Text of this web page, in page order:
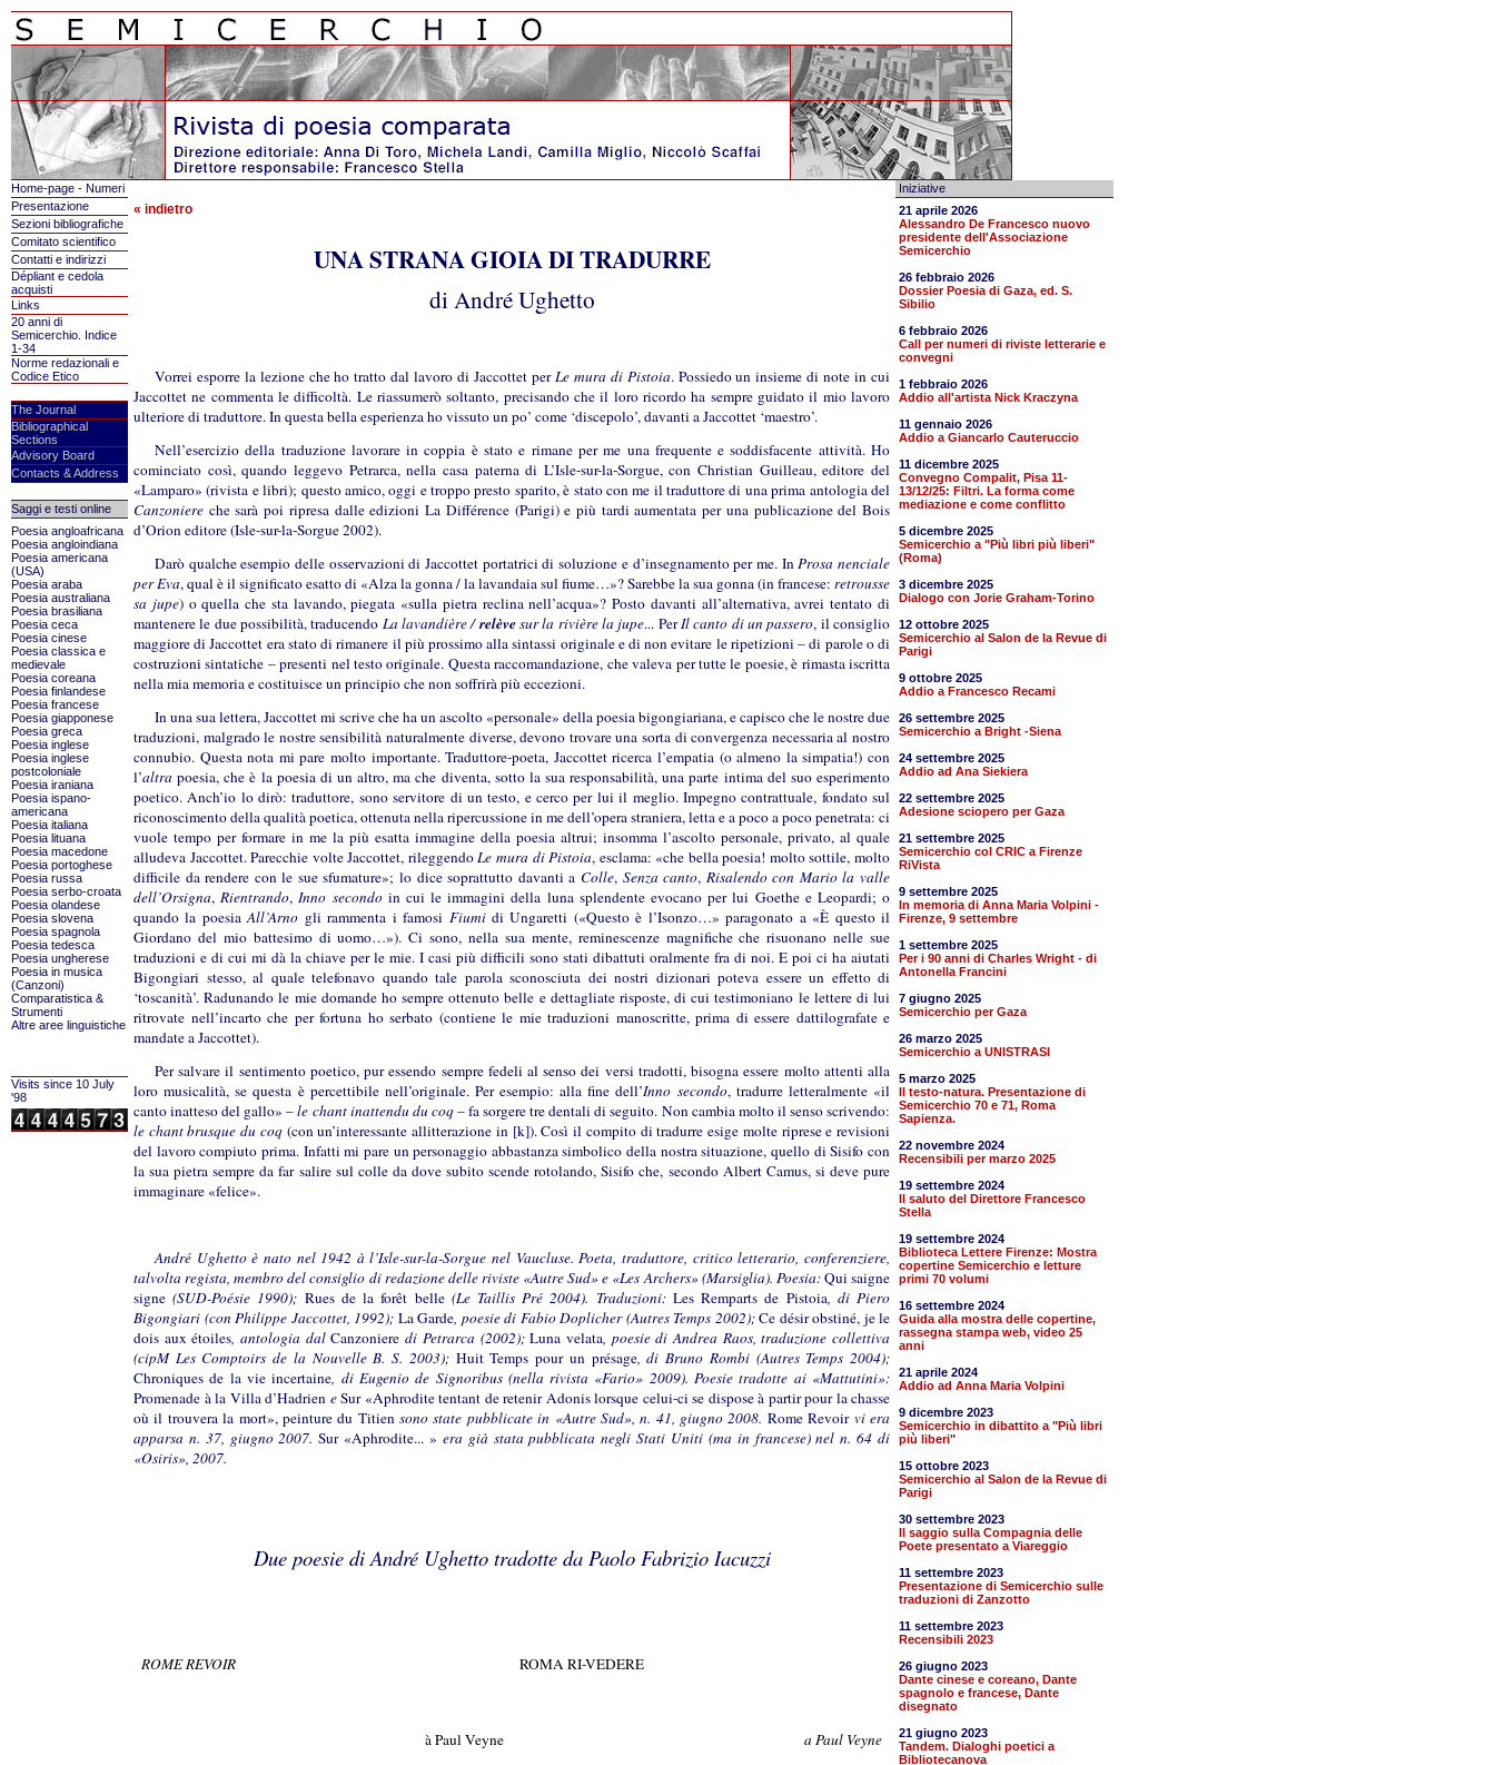
Home-page - Numeri
Presentazione
Sezioni bibliografiche
Comitato scientifico
Contatti e indirizzi
Dépliant e cedola
acquisti
Links
20 anni di
Semicerchio. Indice
1-34
Norme redazionali e
Codice Etico
The Journal
Bibliographical
Sections
Advisory Board
Contacts & Address
Saggi e testi online
Poesia angloafricana
Poesia angloindiana
Poesia americana
(USA)
Poesia araba
Poesia australiana
Poesia brasiliana
Poesia ceca
Poesia cinese
Poesia classica e
medievale
Poesia coreana
Poesia finlandese
Poesia francese
Poesia giapponese
Poesia greca
Poesia inglese
Poesia inglese
postcoloniale
Poesia iraniana
Poesia ispano-
americana
Poesia italiana
Poesia lituana
Poesia macedone
Poesia portoghese
Poesia russa
Poesia serbo-croata
Poesia olandese
Poesia slovena
Poesia spagnola
Poesia tedesca
Poesia ungherese
Poesia in musica
(Canzoni)
Comparatistica &
Strumenti
Altre aree linguistiche
Visits since 10 July
'98
« indietro
UNA STRANA GIOIA DI TRADURRE
di André Ughetto
Vorrei esporre la lezione che ho tratto dal lavoro di Jaccottet perLe mura di Pistoia. Possiedo un insieme di note in cui
Jaccottet ne commenta le difficoltà. Le riassumerò soltanto, precisando che il loro ricordo ha sempre guidato il mio lavoro
ulteriore di traduttore. In questa bella esperienza ho vissuto un po’ come ‘discepolo’, davanti a Jaccottet ‘maestro’.
Nell’esercizio della traduzione lavorare in coppia è stato e rimane per me una frequente e soddisfacente attività. Ho
cominciato così, quando leggevo Petrarca, nella casa paterna di L’Isle-sur-la-Sorgue, con Christian Guilleau, editore del
«Lamparo» (rivista e libri); questo amico, oggi e troppo presto sparito, è stato con me il traduttore di una prima antologia del
Canzoniere che sarà poi ripresa dalle edizioni La Différence (Parigi) e più tardi aumentata per una publicazione del Bois
d’Orion editore (Isle-sur-la-Sorgue 2002).
Darò qualche esempio delle osservazioni di Jaccottet portatrici di soluzione e d’insegnamento per me. InProsa nenciale
per Eva, qual è il significato esatto di «Alza la gonna / la lavandaia sul fiume…»? Sarebbe la sua gonna (in francese: retrousse
sa jupe) o quella che sta lavando, piegata «sulla pietra reclina nell’acqua»? Posto davanti all’alternativa, avrei tentato di
mantenere le due possibilità, traducendo La lavandière /relèvesur la rivière la jupe... PerIl canto di un passero, il consiglio
maggiore di Jaccottet era stato di rimanere il più prossimo alla sintassi originale e di non evitare le ripetizioni – di parole o di
costruzioni sintatiche – presenti nel testo originale. Questa raccomandazione, che valeva per tutte le poesie, è rimasta iscritta
nella mia memoria e costituisce un principio che non soffrirà più eccezioni.
In una sua lettera, Jaccottet mi scrive che ha un ascolto «personale» della poesia bigongiariana, e capisco che le nostre due
traduzioni, malgrado le nostre sensibilità naturalmente diverse, devono trovare una sorta di convergenza necessaria al nostro
connubio. Questa nota mi pare molto importante. Traduttore-poeta, Jaccottet ricerca l’empatia (o almeno la simpatia!) con
l’altra poesia, che è la poesia di un altro, ma che diventa, sotto la sua responsabilità, una parte intima del suo esperimento
poetico. Anch’io lo dirò: traduttore, sono servitore di un testo, e cerco per lui il meglio. Impegno contrattuale, fondato sul
riconoscimento della qualità poetica, ottenuta nella ripercussione in me dell’opera straniera, letta e a poco a poco penetrata: ci
vuole tempo per formare in me la più esatta immagine della poesia altrui; insomma l’ascolto personale, privato, al quale
alludeva Jaccottet. Parecchie volte Jaccottet, rileggendoLe mura di Pistoia, esclama: «che bella poesia! molto sottile, molto
difficile da rendere con le sue sfumature»; lo dice soprattutto davanti a Colle, Senza canto, Risalendo con Mario la valle
dell’Orsigna,Rientrando,Inno secondoin cui le immagini della luna splendente evocano per lui Goethe e Leopardi; o
quando la poesiaAll’Arno gli rammenta i famosi Fiumidi Ungaretti («Questo è l’Isonzo…» paragonato a «È questo il
Giordano del mio battesimo di uomo…»). Ci sono, nella sua mente, reminescenze magnifiche che risuonano nelle sue
traduzioni e di cui mi dà la chiave per le mie. I casi più difficili sono stati dibattuti oralmente fra di noi. E poi ci ha aiutati
Bigongiari stesso, al quale telefonavo quando tale parola sconosciuta dei nostri dizionari poteva essere un effetto di
‘toscanità’. Radunando le mie domande ho sempre ottenuto belle e dettagliate risposte, di cui testimoniano le lettere di lui
ritrovate nell’incarto che per fortuna ho serbato (contiene le mie traduzioni manoscritte, prima di essere dattilografate e
mandate a Jaccottet).
Per salvare il sentimento poetico, pur essendo sempre fedeli al senso dei versi tradotti, bisogna essere molto attenti alla
loro musicalità, se questa è percettibile nell’originale. Per esempio: alla fine dell’Inno secondo, tradurre letteralmente «il
canto inatteso del gallo» –le chant inattendu du coq– fa sorgere tre dentali di seguito. Non cambia molto il senso scrivendo:
le chant brusque du coq(con un’interessante allitterazione in [k]). Così il compito di tradurre esige molte riprese e revisioni
del lavoro compiuto prima. Infatti mi pare un personaggio abbastanza simbolico della nostra situazione, quello di Sisifo con
la sua pietra sempre da far salire sul colle da dove subito scende rotolando, Sisifo che, secondo Albert Camus, si deve pure
immaginare «felice».
André Ughetto è nato nel 1942 à l’Isle-sur-la-Sorgue nel Vaucluse. Poeta, traduttore, critico letterario, conferenziere,
talvolta regista, membro del consiglio di redazione delle riviste «Autre Sud» e «Les Archers» (Marsiglia). Poesia:Qui saigne
signe (SUD-Poésie 1990); Rues de la forêt belle(Le Taillis Pré 2004). Traduzioni: Les Remparts de Pistoia, di Piero
Bigongiari (con Philippe Jaccottet, 1992); La Garde, poesie di Fabio Doplicher (Autres Temps 2002);Ce désir obstiné, je le
dois aux étoiles, antologia dalCanzoniere di Petrarca (2002);Luna velata, poesie di Andrea Raos, traduzione collettiva
(cipM Les Comptoirs de la Nouvelle B. S. 2003); Huit Temps pour un présage, di Bruno Rombi (Autres Temps 2004);
Chroniques de la vie incertaine, di Eugenio de Signoribus (nella rivista «Fario» 2009). Poesie tradotte ai «Mattutini»:
Promenade à la Villa d’Hadrien eSur «Aphrodite tentant de retenir Adonis lorsque celui-ci se dispose à partir pour la chasse
où il trouvera la mort», peinture du Titiensono state pubblicate in «Autre Sud», n. 41, giugno 2008. Rome Revoirvi era
apparsa n. 37, giugno 2007.Sur «Aphrodite... » era già stata pubblicata negli Stati Uniti (ma in francese) nel n. 64 di
«Osiris», 2007.
Due poesie di André Ughetto tradotte da Paolo Fabrizio Iacuzzi
ROME REVOIR
à Paul Veyne
ROMA RI-VEDERE
a Paul Veyne
Iniziative
21 aprile 2026
Alessandro De Francesco nuovo
presidente dell'Associazione
Semicerchio
26 febbraio 2026
Dossier Poesia di Gaza, ed. S.
Sibilio
6 febbraio 2026
Call per numeri di riviste letterarie e
convegni
1 febbraio 2026
Addio all'artista Nick Kraczyna
11 gennaio 2026
Addio a Giancarlo Cauteruccio
11 dicembre 2025
Convegno Compalit, Pisa 11-
13/12/25: Filtri. La forma come
mediazione e come conflitto
5 dicembre 2025
Semicerchio a "Più libri più liberi"
(Roma)
3 dicembre 2025
Dialogo con Jorie Graham-Torino
12 ottobre 2025
Semicerchio al Salon de la Revue di
Parigi
9 ottobre 2025
Addio a Francesco Recami
26 settembre 2025
Semicerchio a Bright -Siena
24 settembre 2025
Addio ad Ana Siekiera
22 settembre 2025
Adesione sciopero per Gaza
21 settembre 2025
Semicerchio col CRIC a Firenze
RiVista
9 settembre 2025
In memoria di Anna Maria Volpini -
Firenze, 9 settembre
1 settembre 2025
Per i 90 anni di Charles Wright - di
Antonella Francini
7 giugno 2025
Semicerchio per Gaza
26 marzo 2025
Semicerchio a UNISTRASI
5 marzo 2025
Il testo-natura. Presentazione di
Semicerchio 70 e 71, Roma
Sapienza.
22 novembre 2024
Recensibili per marzo 2025
19 settembre 2024
Il saluto del Direttore Francesco
Stella
19 settembre 2024
Biblioteca Lettere Firenze: Mostra
copertine Semicerchio e letture
primi 70 volumi
16 settembre 2024
Guida alla mostra delle copertine,
rassegna stampa web, video 25
anni
21 aprile 2024
Addio ad Anna Maria Volpini
9 dicembre 2023
Semicerchio in dibattito a "Più libri
più liberi"
15 ottobre 2023
Semicerchio al Salon de la Revue di
Parigi
30 settembre 2023
Il saggio sulla Compagnia delle
Poete presentato a Viareggio
11 settembre 2023
Presentazione di Semicerchio sulle
traduzioni di Zanzotto
11 settembre 2023
Recensibili 2023
26 giugno 2023
Dante cinese e coreano, Dante
spagnolo e francese, Dante
disegnato
21 giugno 2023
Tandem. Dialoghi poetici a
Bibliotecanova